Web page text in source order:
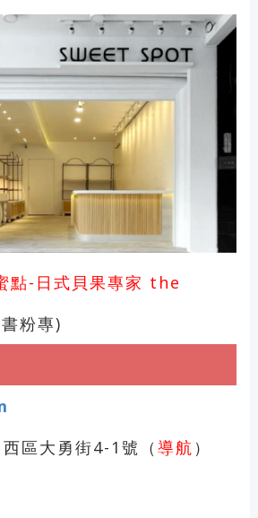
點-日式貝果專家 the
粉專)
區大勇街4-1號（ 導航 ）